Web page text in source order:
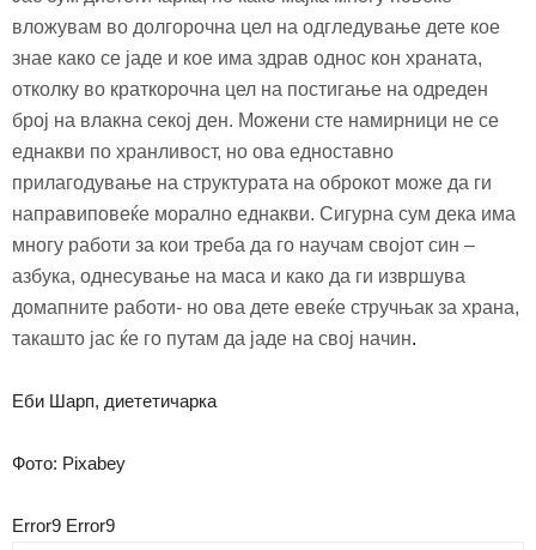
вложувам во долгорочна цел на одгледување дете кое
знае како се јаде и кое има здрав однос кон храната,
отколку во краткорочна цел на постигање на одреден
број на влакна секој ден. Можени сте намирници не се
еднакви по хранливост, но ова едноставно
прилагодување на структурата на оброкот може да ги
направиповеќе морално еднакви. Сигурна сум дека има
многу работи за кои треба да го научам својот син –
азбука, однесување на маса и како да ги извршува
домапните работи- но ова дете евеќе стручњак за храна,
такашто јас ќе го путам да јаде на свој начин.
Еби Шарп, диететичарка
Фото: Pixabey
Error9 Error9